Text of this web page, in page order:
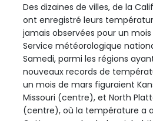
Des dizaines de villes, de la
ont enregistré leurs
jamais observées pour un
Service météorologique
Samedi, parmi les régions
nouveaux records de
un mois de mars figuraient
Missouri (centre), et North
(centre), où la température a